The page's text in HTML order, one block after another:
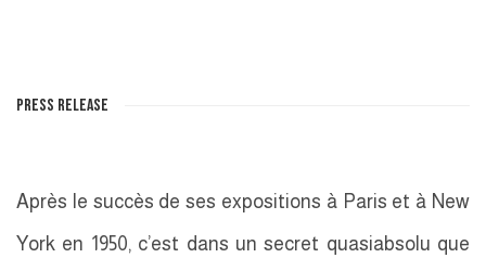
PRESS RELEASE
Après le succès de ses expositions à Paris et à New
York en 1950, c’est dans un secret quasiabsolu que